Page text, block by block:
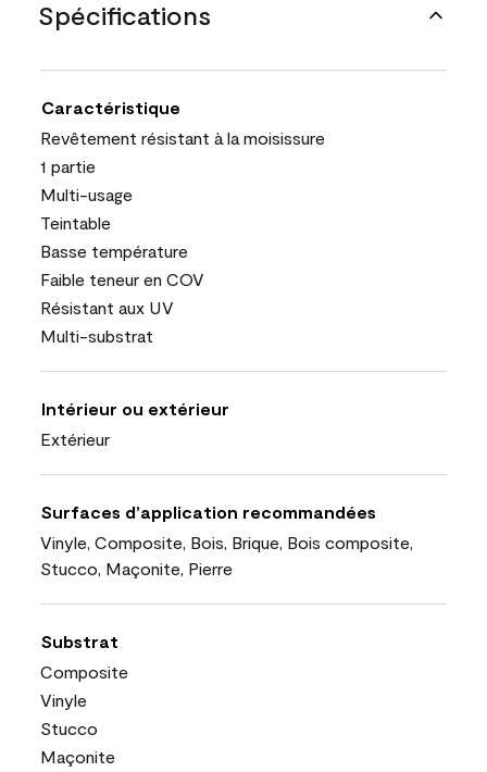
Spécifications
Caractéristique
Revêtement résistant à la moisissure
1 partie
Multi-usage
Teintable
Basse température
Faible teneur en COV
Résistant aux UV
Multi-substrat
Intérieur ou extérieur
Extérieur
Surfaces d’application recommandées
Vinyle, Composite, Bois, Brique, Bois composite,
Stucco, Maçonite, Pierre
Substrat
Composite
Vinyle
Stucco
Maçonite